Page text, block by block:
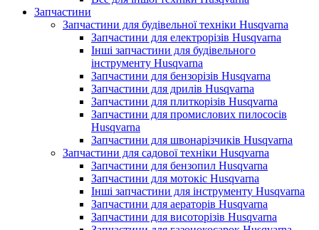
Запчастини
Запчастини для будівельної техніки Husqvarna
Запчастини для електрорізів Husqvarna
Інші запчастини для будівельного
інструменту Husqvarna
Запчастини для бензорізів Husqvarna
Запчастини для дрилів Husqvarna
Запчастини для плиткорізів Husqvarna
Запчастини для промислових пилососів
Husqvarna
Запчастини для швонарізчиків Husqvarna
Запчастини для садової техніки Husqvarna
Запчастини для бензопил Husqvarna
Запчастини для мотокіс Husqvarna
Інші запчастини для інструменту Husqvarna
Запчастини для аераторів Husqvarna
Запчастини для висоторізів Husqvarna